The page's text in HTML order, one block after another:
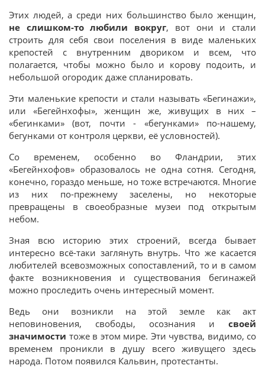
Этих людей, а среди них большинство было женщин,
не слишком-то любили вокруг, вот они и стали
строить для себя свои поселения в виде маленьких
крепостей с внутренним двориком и всем, что
полагается, чтобы можно было и корову подоить, и
небольшой огородик даже спланировать.
Эти маленькие крепости и стали называть «Бегинажи»,
или «Бегейнхофы», женщин же, живущих в них –
«бегинками» (вот, почти - «бегунками» по-нашему,
бегунками от контроля церкви, её условностей).
Со временем, особенно во Фландрии, этих
«Бегейнхофов» образовалось не одна сотня. Сегодня,
конечно, гораздо меньше, но тоже встречаются. Многие
из них по-прежнему заселены, но некоторые
превращены в своеобразные музеи под открытым
небом.
Зная всю историю этих строений, всегда бывает
интересно всё-таки заглянуть внутрь. Что же касается
любителей всевозможных сопоставлений, то и в самом
факте возникновения и существования бегинажей
можно проследить очень интересный момент.
Ведь они возникли на этой земле как акт
неповиновения, свободы, осознания и своей
значимости тоже в этом мире. Эти чувства, видимо, со
временем проникли в душу всего живущего здесь
народа. Потом появился Кальвин, протестанты.